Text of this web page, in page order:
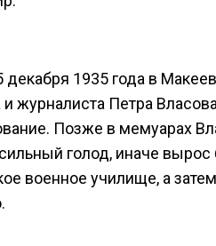
1935 года в
журналиста Петра
Позже в мемуарах
голод, иначе
военное училище, а